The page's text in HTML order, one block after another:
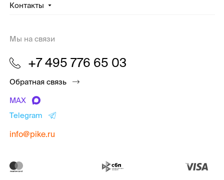
Контакты
Мы на связи
+7 495 776 65 03
Обратная связь
MAX
Telegram
info@pike.ru